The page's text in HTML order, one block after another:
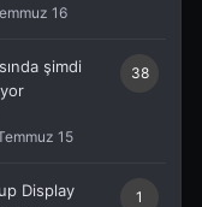
16
38
şimdi
15
1
Display